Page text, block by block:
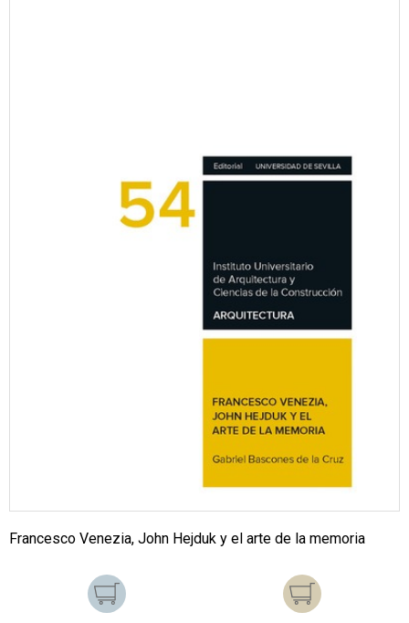
Francesco Venezia, John Hejduk y el arte de la memoria